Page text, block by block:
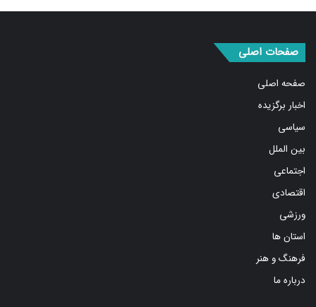
صفحه اصلی
اخبار برگزیده
سیاسی
بین الملل
اجتماعی
اقتصادی
ورزشی
استان ها
فرهنگ و هنر
درباره ما